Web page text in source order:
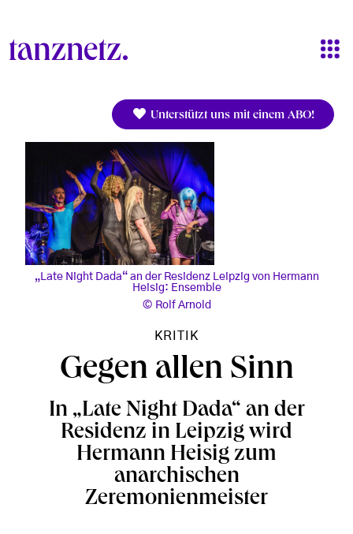
Unterstützt uns mit einem ABO!
„Late Night Dada“ an der Residenz Leipzig von Hermann
Heisig: Ensemble
Rolf Arnold
KRITIK
Gegen allen Sinn
In „Late Night Dada“ an der
Residenz in Leipzig wird
Hermann Heisig zum
anarchischen
Zeremonienmeister